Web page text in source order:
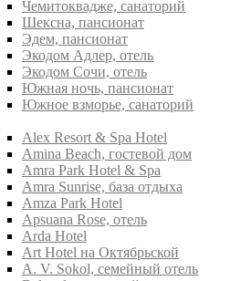
Чемитоквадже, санаторий
Шексна, пансионат
Эдем, пансионат
Экодом Адлер, отель
Экодом Сочи, отель
Южная ночь, пансионат
Южное взморье, санаторий
Alex Resort & Spa Hotel
Amina Beach, гостевой дом
Amra Park Hotel & Spa
Amra Sunrise, база отдыха
Amza Park Hotel
Apsuana Rose, отель
Arda Hotel
Art Hotel на Октябрьской
A. V. Sokol, семейный отель